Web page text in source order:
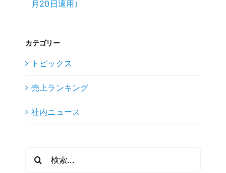
月20日適用）
カテゴリー
トピックス
売上ランキング
社内ニュース